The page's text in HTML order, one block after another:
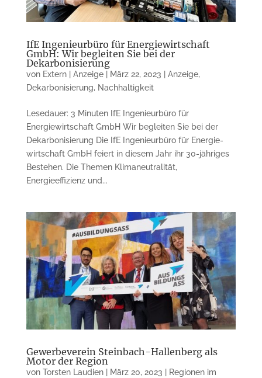
IfE Ingenieurbüro für Energiewirtschaft
GmbH: Wir begleiten Sie bei der
Dekarbonisierung
von Extern | Anzeige| März 22, 2023 Anzeige,
Dekarbonisierung, Nachhaltigkeit
Lesedauer: 3 Minuten IfE Ingenieurbüro für
Energiewirtschaft GmbH Wir begleiten Sie bei der
Dekar­bo­ni­sie­rung Die IfE Ingenieurbüro für Energie­
wirt­schaft GmbH feiert in diesem Jahr ihr 30-jähriges
Bestehen. Die Themen Klimaneutralität,
Energieeffizienz und...
Gewerbeverein Steinbach-Hallenberg als
Motor der Region
von Torsten Laudien| März 20, 2023
Regionen im